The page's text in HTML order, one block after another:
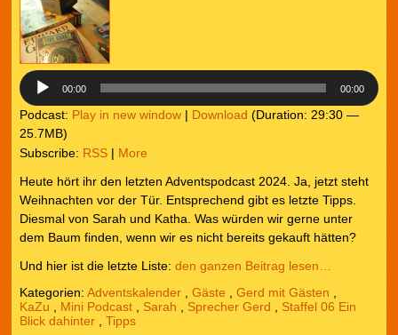
00:00 00:00
Podcast: Play in new window| Download (Duration: 29:30 —
25.7MB)
Subscribe: RSS| More
Heute hört ihr den letzten Adventspodcast 2024. Ja, jetzt steht
Weihnachten vor der Tür. Entsprechend gibt es letzte Tipps.
Diesmal von Sarah und Katha. Was würden wir gerne unter
dem Baum finden, wenn wir es nicht bereits gekauft hätten?
Und hier ist die letzte Liste: den ganzen Beitrag lesen…
Kategorien: Adventskalender, Gäste , Gerd mit Gästen ,
KaZu , Mini Podcast, Sarah , Sprecher Gerd , Staffel 06 Ein
Blick dahinter, Tipps